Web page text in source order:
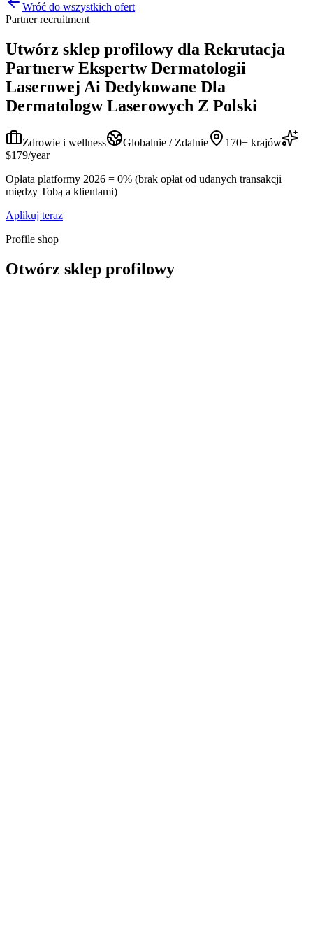
Wróć do wszystkich ofert
Partner recruitment
Utwórz sklep profilowy dla Rekrutacja
Partnerw Ekspertw Dermatologii
Laserowej Ai Dedykowane Dla
Dermatologw Laserowych Z Polski
Zdrowie i wellness Globalnie / Zdalnie
170+ krajów
$179/year
Opłata platformy 2026 = 0% (brak opłat od udanych transakcji
między Tobą a klientami)
Aplikuj teraz
Profile shop
Otwórz sklep profilowy